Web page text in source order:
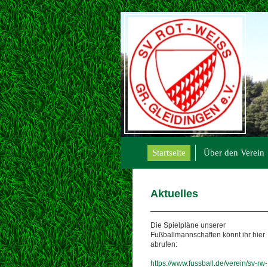
Startseite Über den Verein
Aktuelles
Die Spielpläne unserer
Fußballmannschaften könnt ihr hier
abrufen:
https://www.fussball.de/verein/sv-rw-